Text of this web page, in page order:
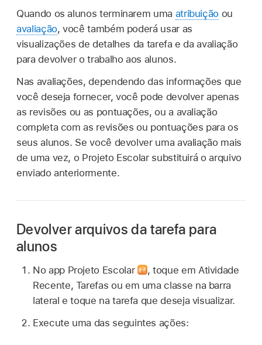
Quando os alunos terminarem uma atribuição ou
avaliação, você também poderá usar as
visualizações de detalhes da tarefa e da avaliação
para devolver o trabalho aos alunos.
Nas avaliações, dependendo das informações que
você deseja fornecer, você pode devolver apenas
as revisões ou as pontuações, ou a avaliação
completa com as revisões ou pontuações para os
seus alunos. Se você devolver uma avaliação mais
de uma vez, o Projeto Escolar substituirá o arquivo
enviado anteriormente.
Devolver arquivos da tarefa para
alunos
No app Projeto Escolar ,toque em Atividade
Recente, Tarefas ou em uma classe na barra
lateral e toque na tarefa que deseja visualizar.
Execute uma das seguintes ações: